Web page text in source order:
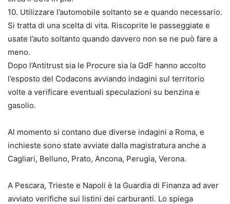
10. Utilizzare l’automobile soltanto se e quando necessario.
Si tratta di una scelta di vita. Riscoprite le passeggiate e
usate l’auto soltanto quando davvero non se ne può fare a
meno.
Dopo l’Antitrust sia le Procure sia la GdF hanno accolto
l’esposto del Codacons avviando indagini sul territorio
volte a verificare eventuali speculazioni su benzina e
gasolio.
Al momento si contano due diverse indagini a Roma, e
inchieste sono state avviate dalla magistratura anche a
Cagliari, Belluno, Prato, Ancona, Perugia, Verona.
A Pescara, Trieste e Napoli è la Guardia di Finanza ad aver
avviato verifiche sui listini dei carburanti. Lo spiega